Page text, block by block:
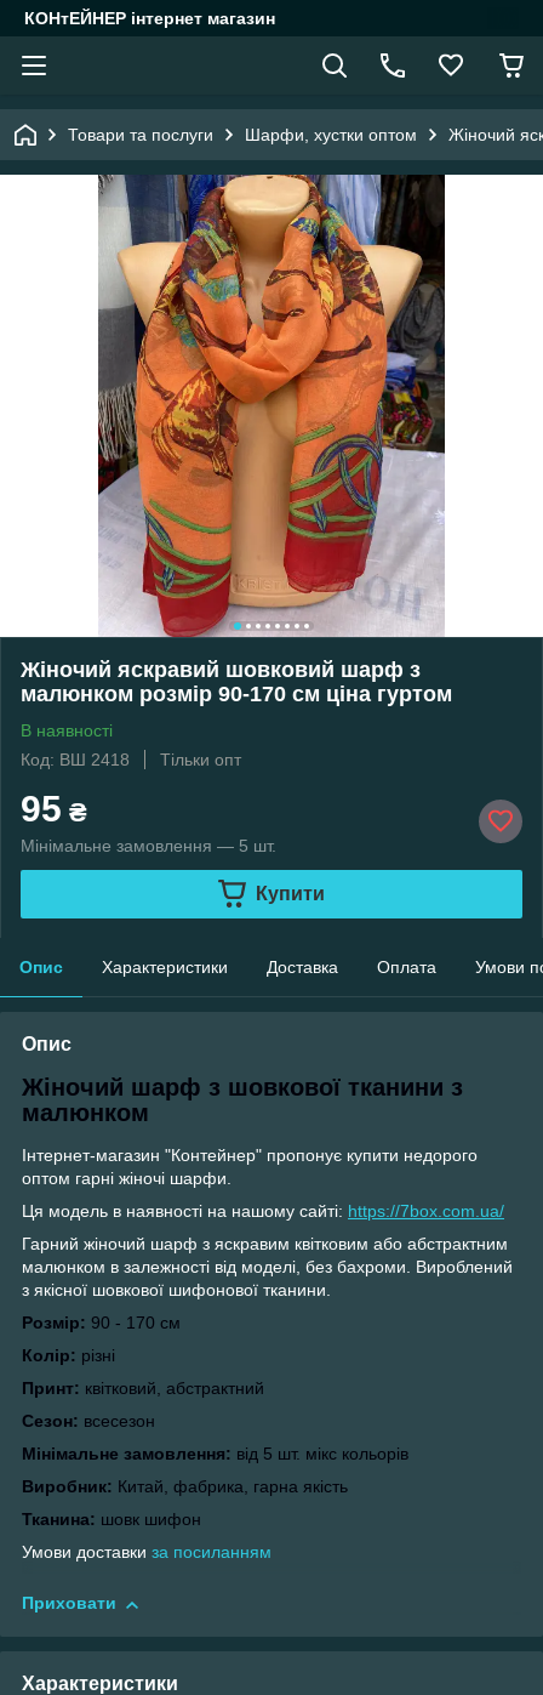
КОНтЕЙНЕР інтернет магазин
Товари та послуги Шарфи, хустки оптом Жіночий
Жіночий яскравий шовковий шарф з
малюнком розмір 90-170 см ціна гуртом
В наявності
Код: ВШ 2418
Тільки опт
95 ₴
Мінімальне замовлення — 5 шт.
Купити
Опис Характеристики Доставка Оплата Умови
Опис
Жіночий шарф з шовкової тканини з
малюнком
Інтернет-магазин "Контейнер" пропонує купити недорого
оптом гарні жіночі шарфи.
Ця модель в наявності на нашому сайті: https://7box.com.ua/
Гарний жіночий шарф з яскравим квітковим або абстрактним
малюнком в залежності від моделі, без бахроми. Вироблений
з якісної шовкової шифонової тканини.
Розмір: 90 - 170 см
Колір: різні
Принт: квітковий, абстрактний
Сезон: всесезон
Мінімальне замовлення: від 5 шт. мікс кольорів
Виробник: Китай, фабрика, гарна якість
Тканина: шовк шифон
Умови доставки за посиланням
Приховати
Характеристики